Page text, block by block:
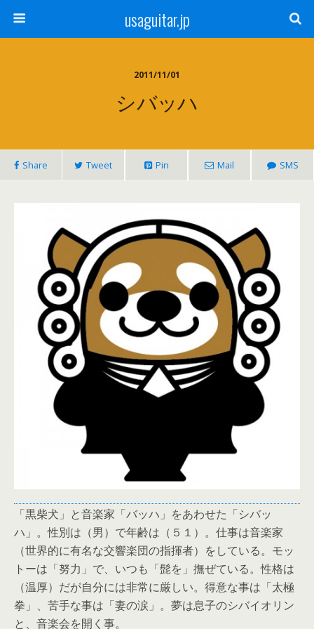
usaguitar.jp
2011/11/01
シバッハ
Share Tweet Pin Mail SMS
「黒柴犬」と音楽家「バッハ」をあわせた「シバッ
ハ」。性別は（男）で年齢は（５１）。仕事は音楽家
（世界的に有名な交響楽団の指揮者）をしている。モッ
トーは「努力」で、いつも「髭を」撫ぜている。性格は
（温厚）だが自分には非常に厳しい。得意な事は「太極
拳」、苦手な事は「妻の涙」。夢は息子のシバイオリン
と、音楽会を開く事。